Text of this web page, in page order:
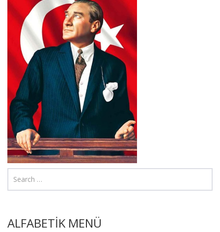
ALFABETİK MENÜ